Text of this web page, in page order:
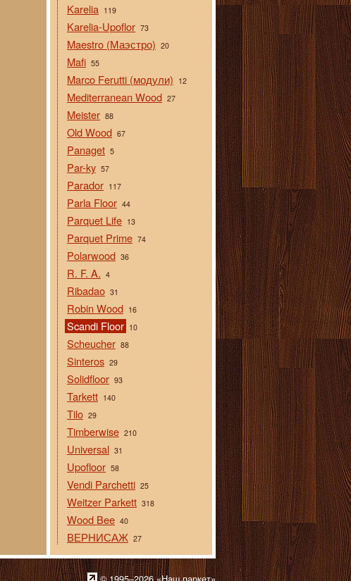
Karelia 119
Karelia-Upoflor 73
Maestro (Маэстро) 20
Mafi 55
Marco Ferutti (модули) 12
Mediterranean Wood 27
Meister 88
Old Wood 67
Panaget 5
Par-ky 57
Parador 117
Parla Floor 44
Parquet Life 13
Parquet Prime 74
Polarwood 36
R. F. A. 4
Ribadao 31
Robin Wood 16
Scandi Floor 10
Scheucher 88
Sinteros 29
Solidfloor 93
Tarkett 140
Tilo 29
Timberwise 210
Universal 31
Upofloor 58
Vendi Parchetti 25
Weitzer Parkett 318
Wood Bee 40
ВЕРНИСАЖ 27